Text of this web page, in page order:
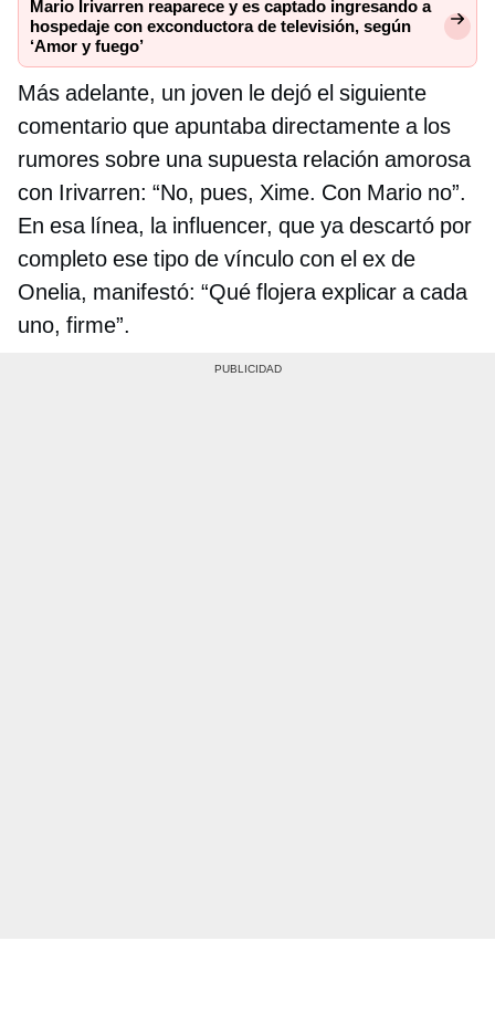
Mario Irivarren reaparece y es captado ingresando a
hospedaje con exconductora de televisión, según
‘Amor y fuego’
Más adelante, un joven le dejó el siguiente
comentario que apuntaba directamente a los
rumores sobre una supuesta relación amorosa
con Irivarren: “No, pues, Xime. Con Mario no”.
En esa línea, la influencer, que ya descartó por
completo ese tipo de vínculo con el ex de
Onelia, manifestó: “Qué flojera explicar a cada
uno, firme”.